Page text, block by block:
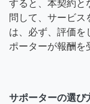
すると、本契約と
問して、サービス
は、必ず、評価を
ポーターが報酬を
サポーターの選び